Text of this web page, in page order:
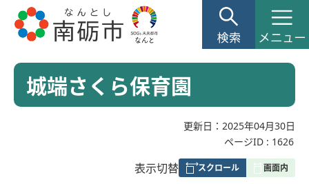
城端さくら保育園
更新日：2025年04月30日
ページID : 1626
表
表示切替